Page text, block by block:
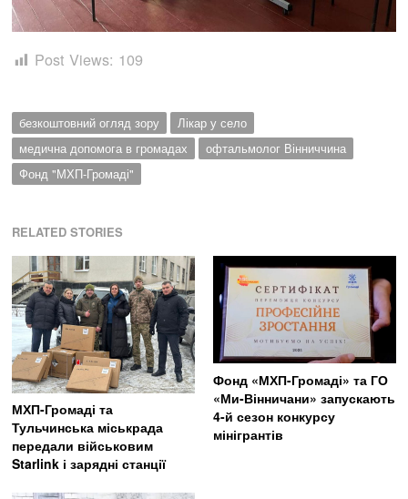
Post Views: 109
безкоштовний огляд зору
Лікар у село
медична допомога в громадах
офтальмолог Вінниччина
Фонд "МХП-Громаді"
RELATED STORIES
МХП-Громаді та
Тульчинська міськрада
передали військовим
Starlink і зарядні станції
Фонд «МХП-Громаді» та ГО
«Ми-Вінничани» запускають
4-й сезон конкурсу
мінігрантів